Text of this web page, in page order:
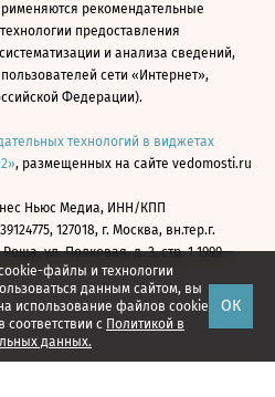
файлы и технологии
данным сайтом, вы
использование файлов cookie
соответствии с Политикой в
данных.
ОК
рекомендательные
предоставления
и анализа сведений,
сети «Интернет»,
Федерации).
технологий в виджетах
, размещенных на сайте vedomosti.ru
Ньюс Медиа, ИНН/КПП
127018, г. Москва, вн.тер.г.
ул. Полковая, д. 3, стр. 1 1999—